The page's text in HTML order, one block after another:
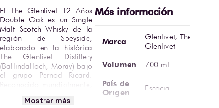
El The Glenlivet 12 Años
Double Oak es un Single
Malt Scotch Whisky de la
región de Speyside,
elaborado en la histórica
The Glenlivet Distillery
(Ballindalloch, Moray) bajo
el grupo Pernod Ricard.
Reconocido mundialmente,
más icónicas de Escocia,
Mostrar más
Marca
Glenlivet, The
Glenlivet
Volumen 700 ml
País de
Origen
Escocia